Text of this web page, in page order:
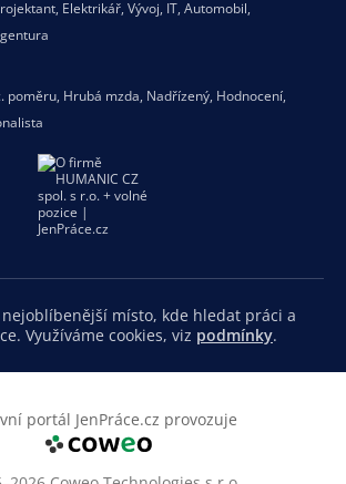
, Elektrikář, Vývoj, IT, Automobil,
poměru, Hrubá mzda, Nadřízený, Hodnocení,
místo, kde hledat práci a
Využíváme cookies, viz podmínky.
portál JenPráce.cz provozuje